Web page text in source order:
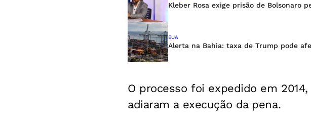
Kleber Rosa exige prisão de Bolsonaro
EUA
Alerta na Bahia: taxa de Trump pode
O processo foi expedido em
adiaram a execução da pena.